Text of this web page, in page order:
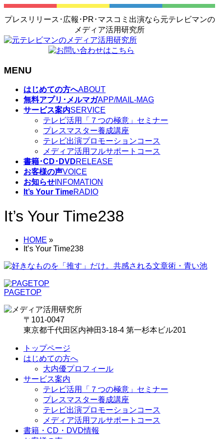
プレスリリース･広報･PR･マスコミ出演なら元テレビマンの
メディア活用研究所
MENU
はじめての方へABOUT
無料アプリ･メルマガAPP/MAIL-MAG
サービス案内SERVICE
テレビ活用「７つの極意」セミナー
プレスマスター養成講座
テレビ出演プロモーションコース
メディア活用フルサポートコース
書籍･CD･DVDRELEASE
お客様の声VOICE
お知らせ INFOMATION
It’s Your TimeRADIO
It’s Your Time238
HOME »
It’s Your Time238
PAGETOP
〒101-0047
東京都千代田区内神田3-18-4 第一杉本ビル201
トップページ
はじめての方へ
大内優プロフィール
サービス案内
テレビ活用「７つの極意」セミナー
プレスマスター養成講座
テレビ出演プロモーションコース
メディア活用フルサポートコース
書籍・CD・DVD情報